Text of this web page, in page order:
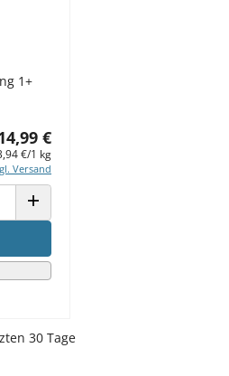
1+
€
€/1 kg
Versand
ANZAHL ERHÖHEN
30 Tage